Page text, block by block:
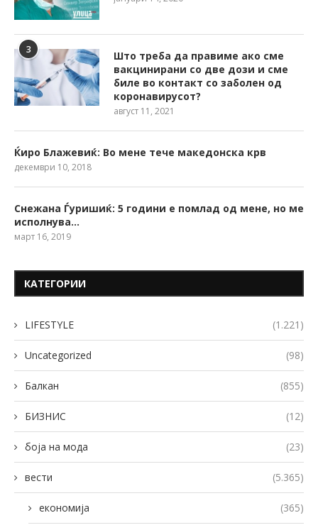
3
Што треба да правиме ако сме
вакцинирани со две дози и сме
биле во контакт со заболен од
коронавирусот?
август 11, 2021
Ќиро Блажевиќ: Во мене тече македонска крв
декември 10, 2018
Снежана Ѓуришиќ: 5 години е помлад од мене, но ме
исполнува…
март 16, 2019
КАТЕГОРИИ
LIFESTYLE (1.221)
Uncategorized (98)
Балкан (855)
БИЗНИС (12)
боја на мода (23)
вести (5.365)
економија (365)